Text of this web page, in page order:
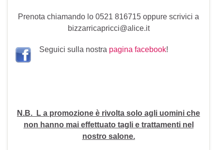
Prenota chiamando lo 0521 816715 oppure scrivici a
bizzarricapricci@alice.it
Seguici sulla nostra pagina facebook!
N.B. L a promozione è rivolta solo agli uomini che
non hanno mai effettuato tagli e trattamenti nel
nostro salone.